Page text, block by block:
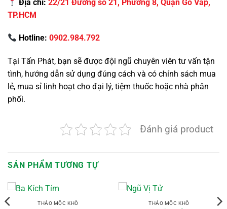
Địa chỉ:22/21 Đường số 21, Phường 8, Quận Gò Vấp,
TP.HCM
Hotline: 0902.984.792
Tại Tấn Phát, bạn sẽ được đội ngũ chuyên viên tư vấn tận
tình, hướng dẫn sử dụng đúng cách và có chính sách mua
lẻ, mua sỉ linh hoạt cho đại lý, tiệm thuốc hoặc nhà phân
phối.
Đánh giá product
SẢN PHẨM TƯƠNG TỰ
THẢO MỘC KHÔ THẢO MỘC KHÔ